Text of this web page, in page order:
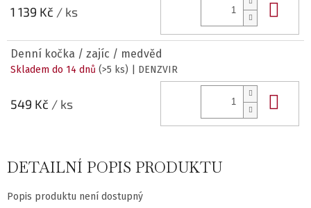
1 139 Kč / ks
Denní kočka / zajíc / medvěd
Skladem do 14 dnů (>5 ks) | DENZVIR
549 Kč / ks
DETAILNÍ POPIS PRODUKTU
Popis produktu není dostupný